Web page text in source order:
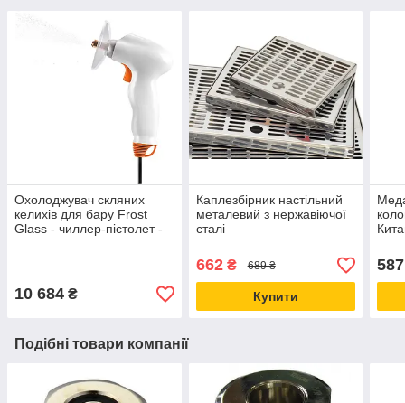
Охолоджувач скляних
келихів для бару Frost
Glass - чиллер-пістолет -
10 684 ₴
Каплезбірник настільний
металевий з нержавіючої
сталі
662₴ 689 ₴
Купити
587
Подібні товари компанії